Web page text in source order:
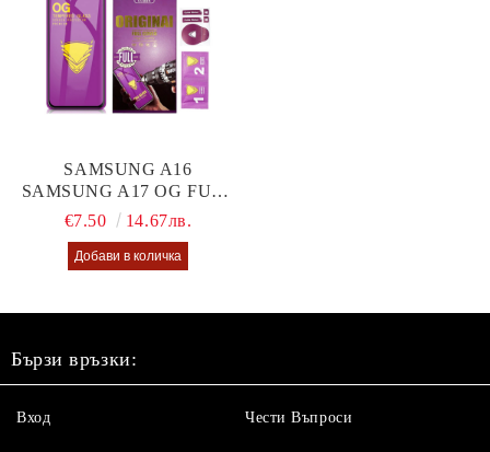
SAMSUNG A16
SAMSUNG A17 OG FULL
GLUE GLASS
€7.50 14.67лв.
Бързи връзки:
Вход Чести Въпроси